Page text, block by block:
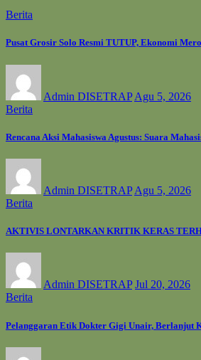
Berita
Pusat Grosir Solo Resmi TUTUP, Ekonomi
Admin DISETRAP Agu 5, 2026
Berita
Rencana Aksi Mahasiswa Agustus: Suara
Admin DISETRAP Agu 5, 2026
Berita
AKTIVIS LONTARKAN KRITIK KERAS
Admin DISETRAP Jul 20, 2026
Berita
Pelanggaran Etik Dokter Gigi Unair, Berlanjut